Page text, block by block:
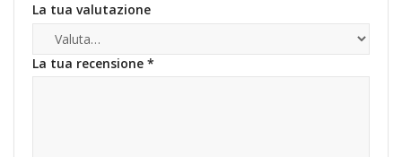
La tua valutazione
La tua recensione *